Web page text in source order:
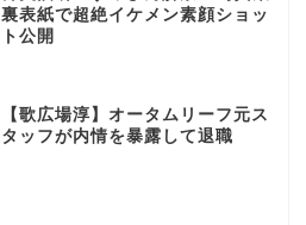
裏表紙で超絶イケメン素顔ショッ
ト公開
【歌広場淳】オータムリーフ元ス
タッフが内情を暴露して退職